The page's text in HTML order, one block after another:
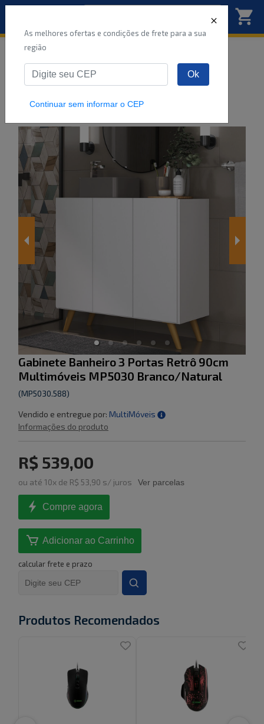
Início Gamer Acessórios
Informática
Gabinete Banheiro 3 Portas Retrô 90cm
Gabinete Banheiro 3 Portas Retrô 90cm
Multimóveis MP5030 Branco/Natural
(MP5030.588)
Vendido e entregue por: MultiMóveis
Informações do produto
R$ 539,00
ou até 10x de R$ 53,90 s/ juros Ver parcelas
Compre agora
Adicionar ao Carrinho
calcular frete e prazo
Produtos Recomendados
As melhores ofertas e condições de frete para a sua
região
Ok
Continuar sem informar o CEP